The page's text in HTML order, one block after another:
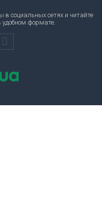
социальных сетях и читайте
удобном формате.